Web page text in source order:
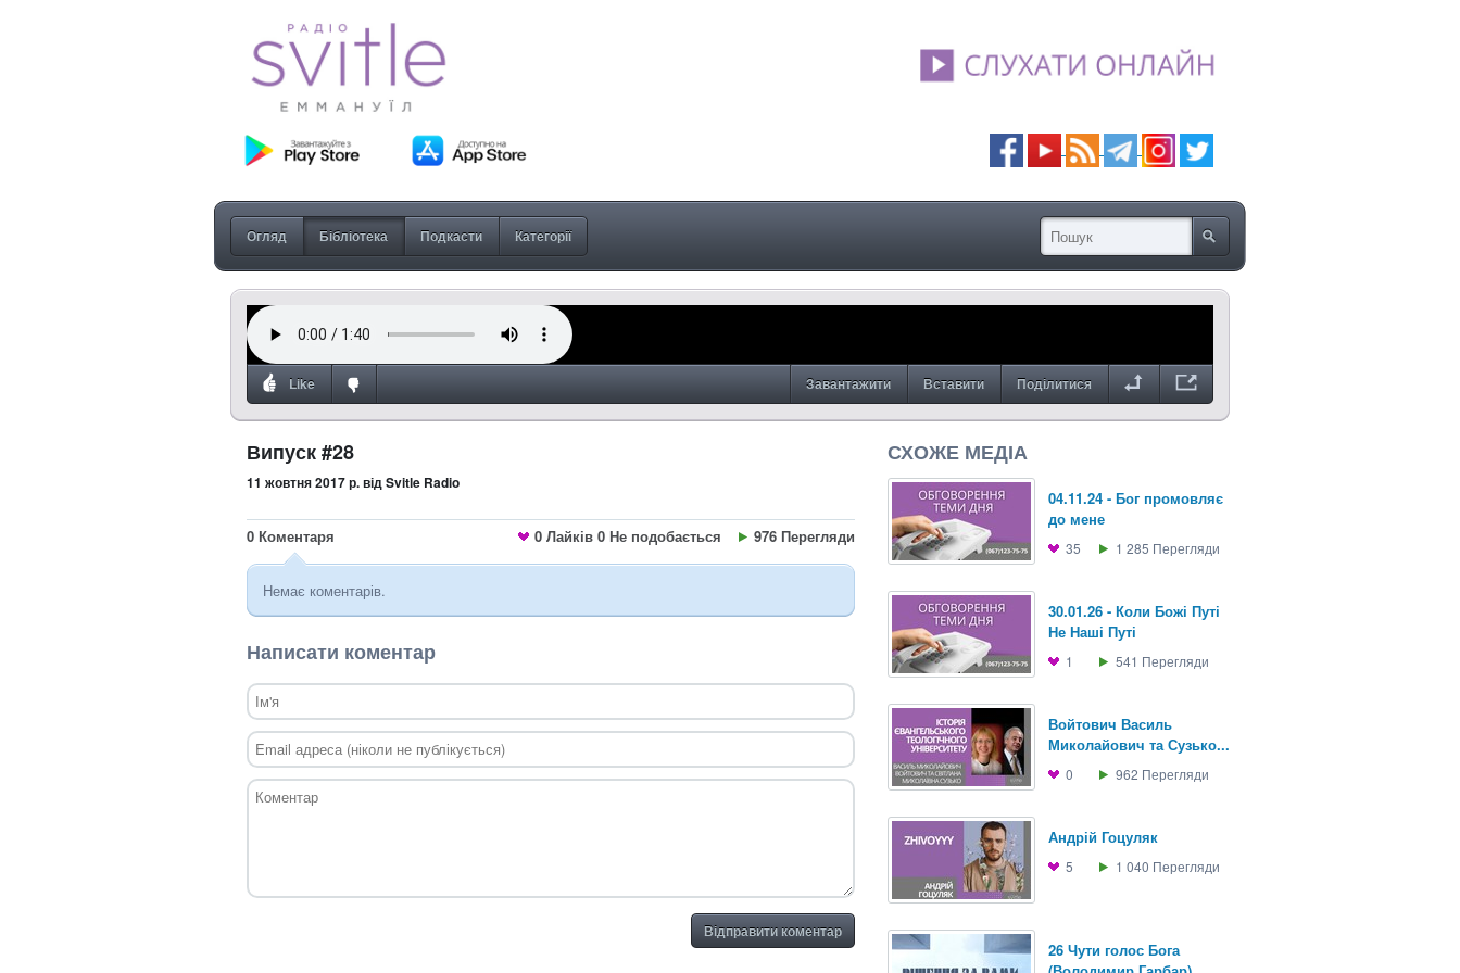
Огляд Бібліотека Подкасти Категорії
Like Поділитися
Вставити
Завантажити
Випуск #28
11 жовтня 2017 р.від Svitle Radio
976 Перегляди
0 Лайків 0 Не подобається
0 Коментаря
Немає коментарів.
Написати коментар
Відправити коментар
СХОЖЕ МЕДІА
04.11.24 - Бог промовляє
до мене
35 1 285 Перегляди
30.01.26 - Коли Божі Путі
Не Наші Путі
1 541 Перегляди
Войтович Василь
Миколайович та Сузько...
0 962 Перегляди
Андрій Гоцуляк
5 1 040 Перегляди
26 Чути голос Бога